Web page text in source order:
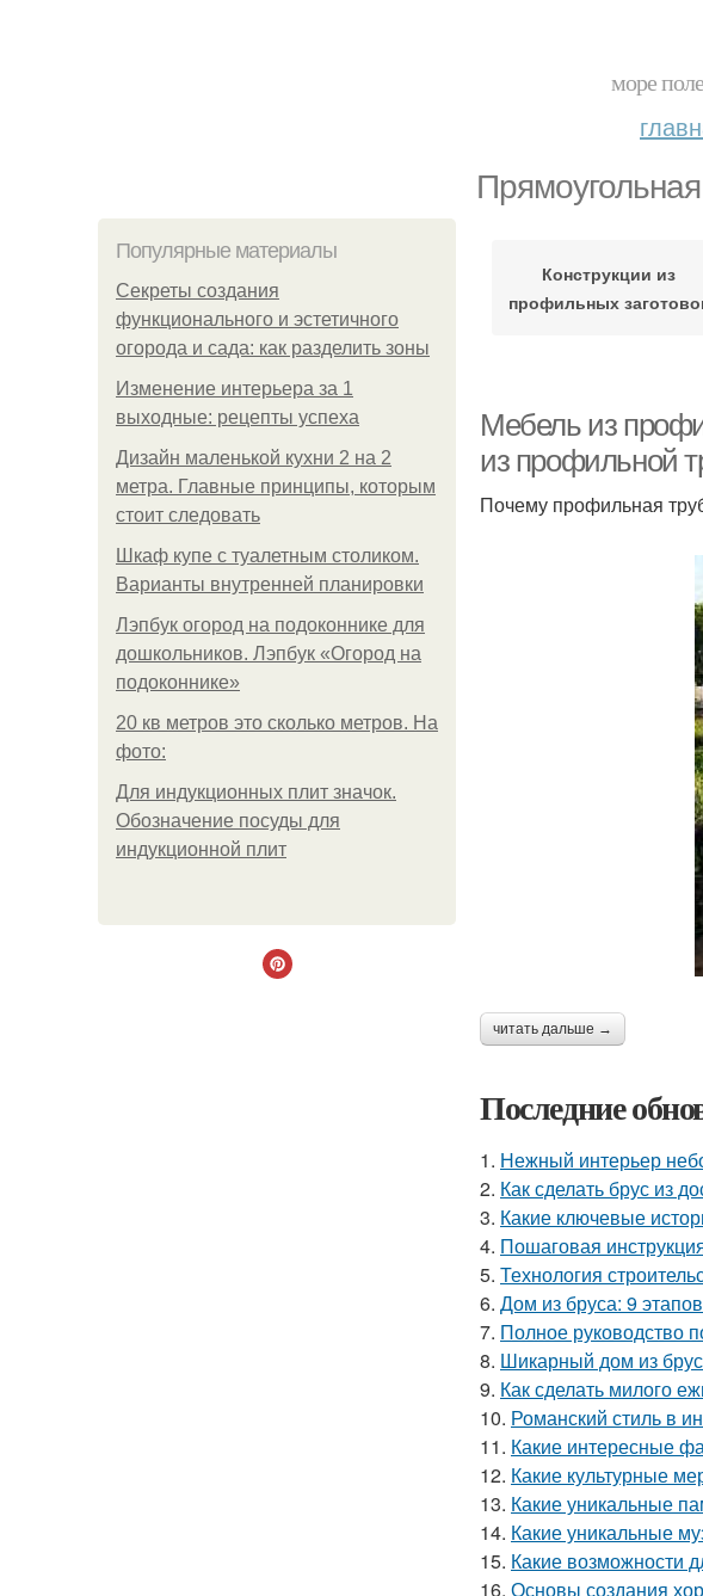
море
Популярные материалы
Секреты создания
функционального и эстетичного
огорода и сада: как разделить зоны
Изменение интерьера за 1
выходные: рецепты успеха
Дизайн маленькой кухни 2 на 2
метра. Главные принципы, которым
стоит следовать
Шкаф купе с туалетным столиком.
Варианты внутренней планировки
Лэпбук огород на подоконнике для
дошкольников. Лэпбук «Огород на
подоконнике»
20 кв метров это сколько метров. На
фото:
Для индукционных плит значок.
Обозначение посуды для
индукционной плит
Конструкции из
профильных
Мебель из
из профильной
Почему профильная
читать дальше →
Последние
1. Нежный интерьер
2. Как сделать брус из
3. Какие ключевые
4. Пошаговая
5. Технология
6. Дом из бруса: 9
7. Полное руководство
8. Шикарный дом из
9. Как сделать милого
10. Романский стиль в
11. Какие интересные
12. Какие культурные
13. Какие уникальные
14. Какие уникальные
15. Какие возможности
16. Основы создания